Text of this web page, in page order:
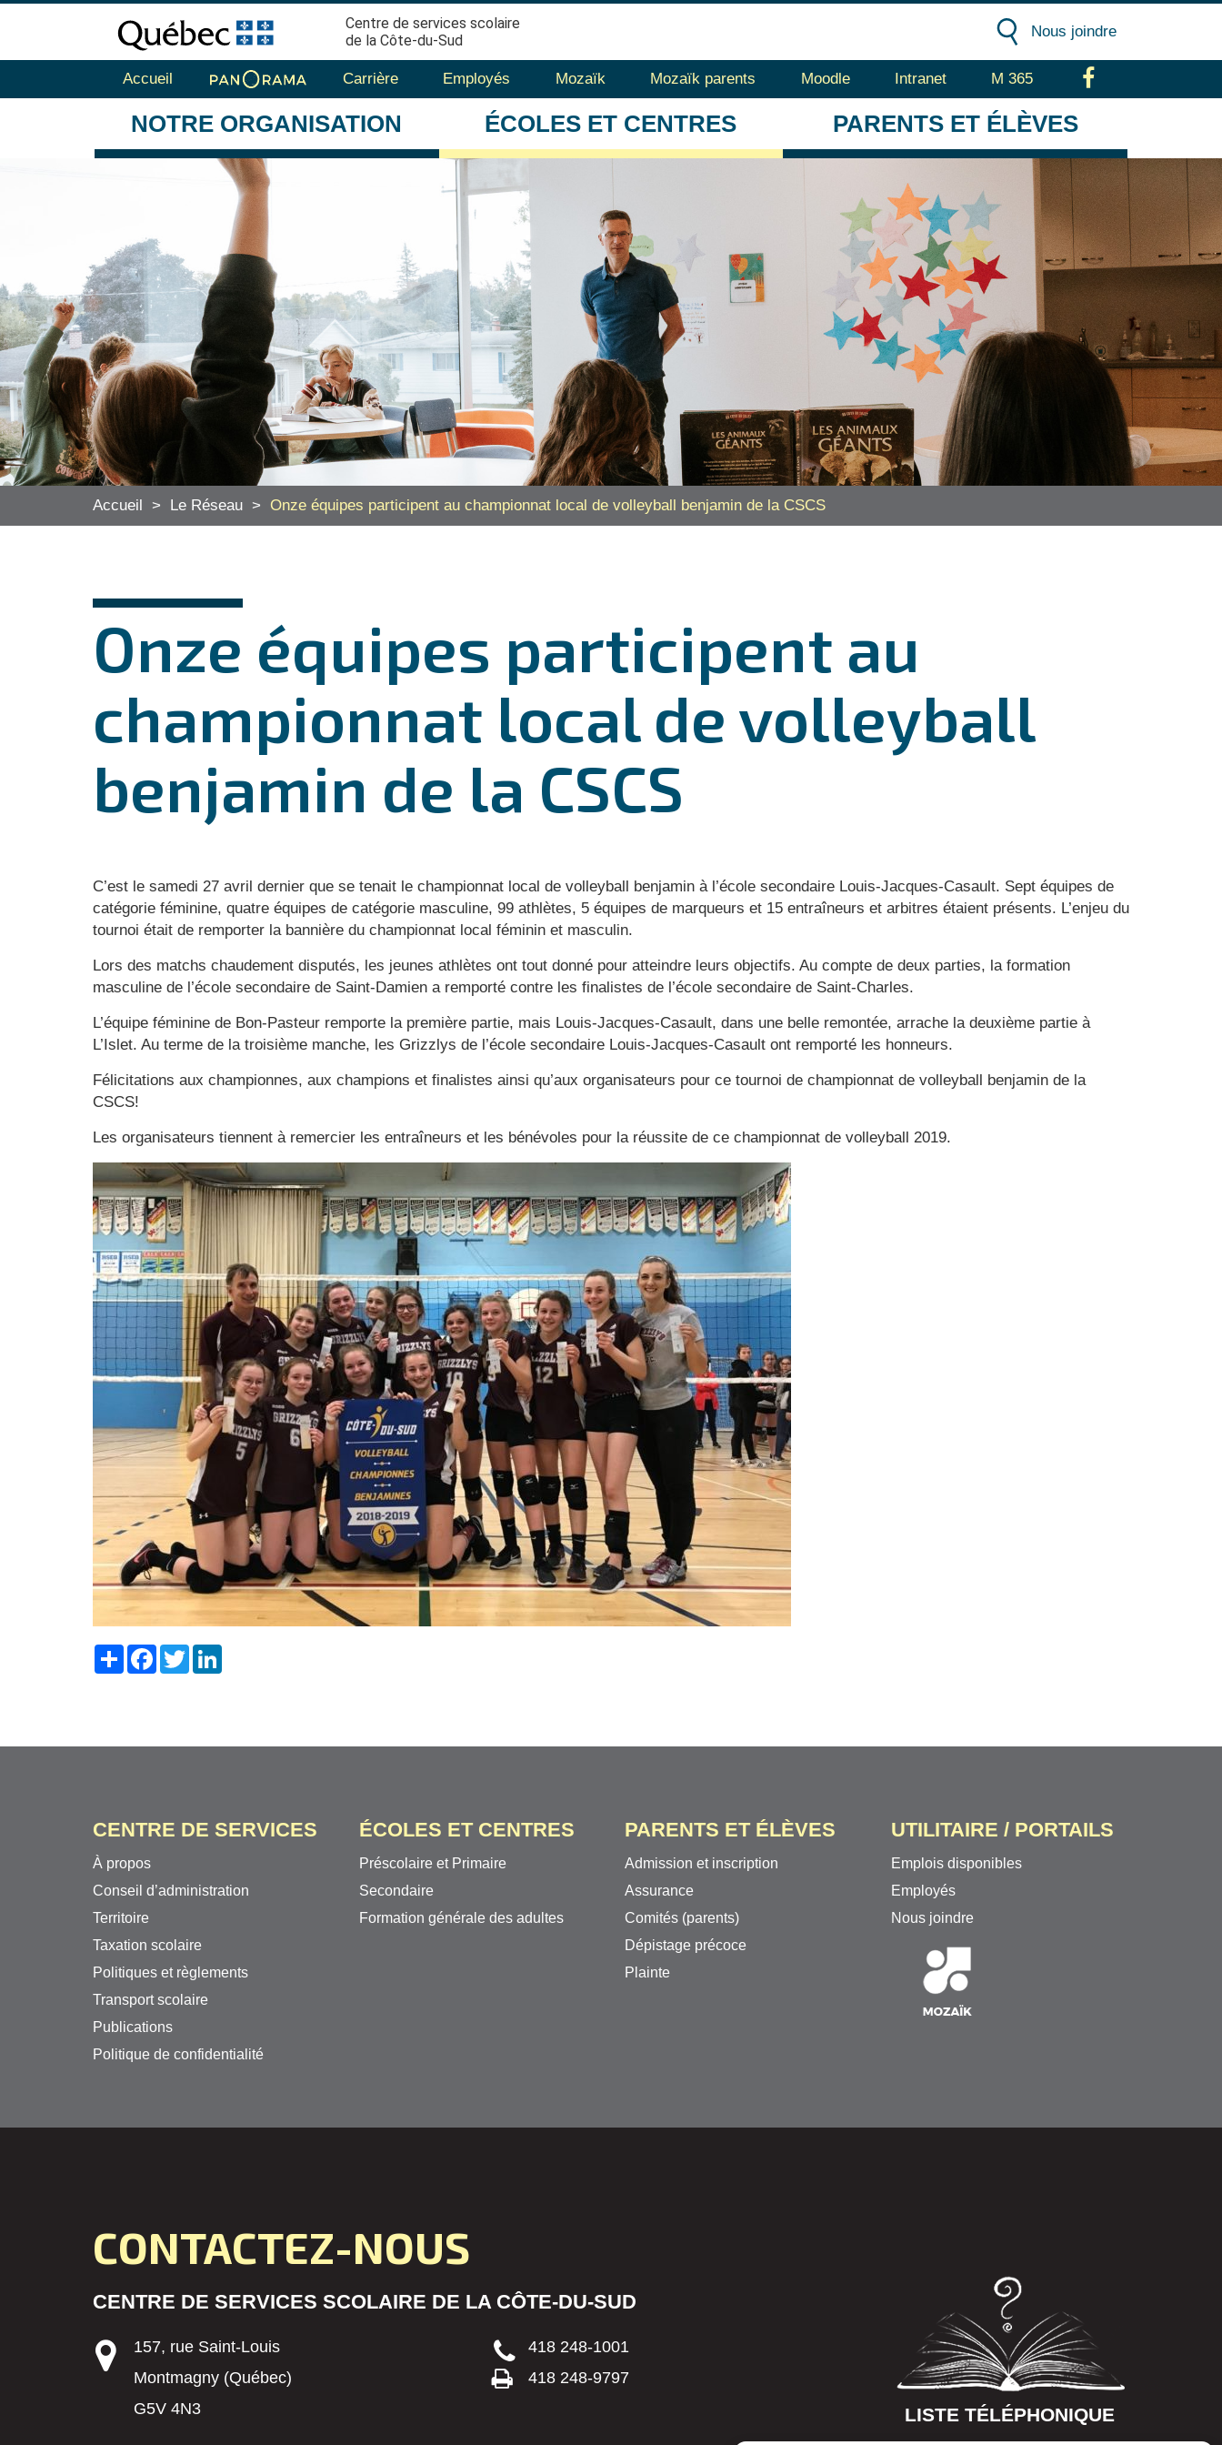
Centre de services scolaire
de la Côte-du-Sud
Nous joindre
Accueil Carrière Employés Mozaïk Mozaïk parents Moodle Intranet M 365
NOTRE ORGANISATION ÉCOLES ET CENTRES PARENTS ET ÉLÈVES
Accueil > Le Réseau > Onze équipes participent au championnat local de volleyball benjamin de la CSCS
Onze équipes participent au
championnat local de volleyball
benjamin de la CSCS
C’est le samedi 27 avril dernier que se tenait le championnat local de volleyball benjamin à l’école secondaire Louis-Jacques-Casault. Sept équipes de
catégorie féminine, quatre équipes de catégorie masculine, 99 athlètes, 5 équipes de marqueurs et 15 entraîneurs et arbitres étaient présents. L’enjeu du
tournoi était de remporter la bannière du championnat local féminin et masculin.
Lors des matchs chaudement disputés, les jeunes athlètes ont tout donné pour atteindre leurs objectifs. Au compte de deux parties, la formation
masculine de l’école secondaire de Saint-Damien a remporté contre les finalistes de l’école secondaire de Saint-Charles.
L’équipe féminine de Bon-Pasteur remporte la première partie, mais Louis-Jacques-Casault, dans une belle remontée, arrache la deuxième partie à
L’Islet. Au terme de la troisième manche, les Grizzlys de l’école secondaire Louis-Jacques-Casault ont remporté les honneurs.
Félicitations aux championnes, aux champions et finalistes ainsi qu’aux organisateurs pour ce tournoi de championnat de volleyball benjamin de la
CSCS!
Les organisateurs tiennent à remercier les entraîneurs et les bénévoles pour la réussite de ce championnat de volleyball 2019.
ShareFacebook
Twitter
CENTRE DE SERVICES
À propos
Conseil d’administration
Territoire
Taxation scolaire
Politiques et règlements
Transport scolaire
Publications
Politique de confidentialité
ÉCOLES ET CENTRES
Préscolaire et Primaire
Secondaire
Formation générale des adultes
PARENTS ET ÉLÈVES
Admission et inscription
Assurance
Comités (parents)
Dépistage précoce
Plainte
UTILITAIRE / PORTAILS
Emplois disponibles
Employés
Nous joindre
CONTACTEZ-NOUS
CENTRE DE SERVICES SCOLAIRE DE LA CÔTE-DU-SUD
157, rue Saint-Louis
Montmagny (Québec)
G5V 4N3
418 248-1001
418 248-9797
LISTE TÉLÉPHONIQUE